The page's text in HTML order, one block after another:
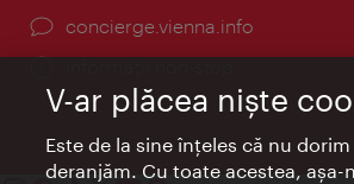
concierge.vienna.info
V-ar plăcea nişte
Este de la sine înţeles că nu dorim
deranjăm. Cu toate acestea, aşa-